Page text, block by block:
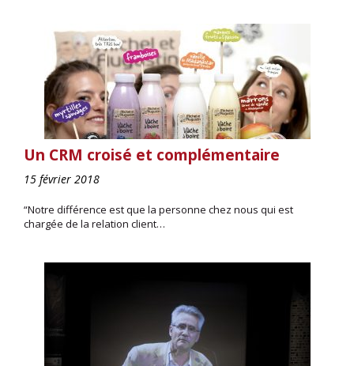
Un CRM croisé et complémentaire
15 février 2018
“Notre différence est que la personne chez nous qui est
chargée de la relation client…